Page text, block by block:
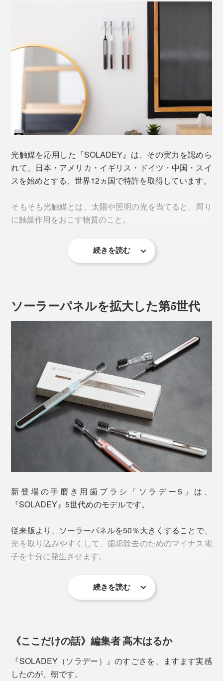
あのネバつきの正体こそ、虫歯菌がつくる歯垢（しこ
私たちが食事した後、食べかすから糖質を分解して、ネ
バネバした歯垢をつくります。この歯垢が、虫歯や歯周
病のもとになるのです。
歯垢は水に溶けにくいので、まずは、ブラッシングで取
ところが、歯磨きというと、歯の表面ばかりをゴシゴシ
磨いている人が多く、一般的な歯ブラシでは、約6割し
か汚れがとれていないそうです。
これからは、『SOLADEY』で磨いてください。歯磨き
粉なしで磨いても、歯に溜まった歯垢が、今まで以上に
取れる、取れる！
光触媒を応用した『SOLADEY』は、その実力を認めら
れて、日本・アメリカ・イギリス・ドイツ・中国・スイ
スを始めとする、世界12ヵ国で特許を取得しています。
そもそも光触媒とは、太陽や照明の光を当てると、周り
に触媒作用をおこす物質のこと。
多くは、粉末状の酸化チタンで、現在では消臭や菌分解
のために、医薬品や食品、塗料、あらゆる分野で使われ
ています。
『SOLADEY』は、光触媒技術が生まれたばかりの1970
年代に、歯ブラシへ応用することを思いついた、創業
歯科医療機器メーカーから独立した中川氏は、大阪市に
株式会社シケン（当時は歯健）を創業。研究を重ねて、
独自技術で「棒状の酸化チタン」の開発に成功。
続きを読む
ソーラーパネルを拡大した第5世代
新登場の手磨き用歯ブラシ「ソラデー5」は、
『SOLADEY』5世代めのモデルです。
従来版より、ソーラーパネルを50％大きくすることで、
光を取り込みやすくして、歯垢除去のためのマイナス電
子を十分に発生させます。
続きを読む
《ここだけの話》編集者 高木はるか
『SOLADEY（ソラデー）』のすごさを、ますます実感
したのが、朝です。